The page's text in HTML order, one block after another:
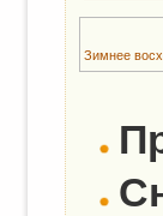
Зимнее